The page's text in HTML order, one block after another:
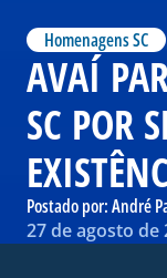
Homenagens SC
AVAÍ
SC POR
Postado por:André
27 de agosto de